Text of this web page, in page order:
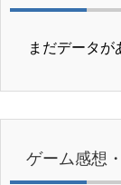
まだデータが
ゲーム感想